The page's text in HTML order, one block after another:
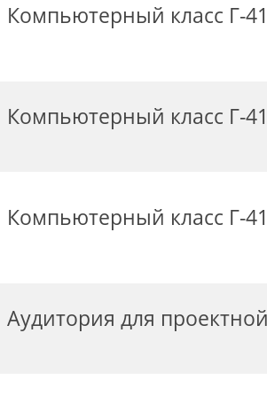
Компьютерный класс Г-
Компьютерный класс Г-
Компьютерный класс Г-
Аудитория для